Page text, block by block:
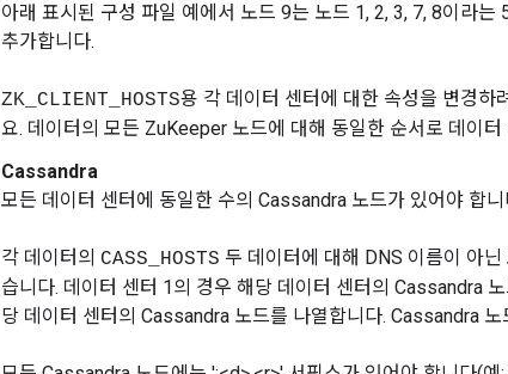
아래 표시된 구성 파일 예에서 노드 9는 노드 1, 2, 3, 7, 8이라
추가합니다.
ZK_CLIENT_HOSTS용 각 데이터 센터에 대한 속성을 변경하
요. 데이터의 모든 ZuKeeper 노드에 대해 동일한 순서로 데이
Cassandra
모든 데이터 센터에 동일한 수의 Cassandra 노드가 있어야 합니
각 데이터의 CASS_HOSTS 두 데이터에 대해 DNS 이름이 아
습니다. 데이터 센터 1의 경우 해당 데이터 센터의 Cassandra
당 데이터 센터의 Cassandra 노드를 나열합니다. Cassandra